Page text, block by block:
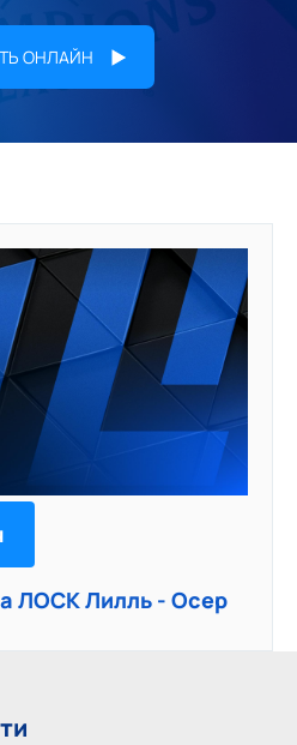
ОНЛАЙН
ЛОСК Лилль - Осер